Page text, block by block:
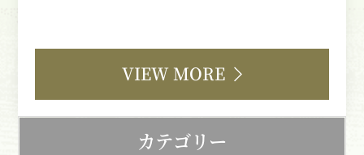
VIEW MORE
カテゴリー